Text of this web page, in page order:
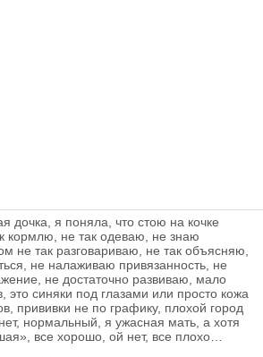
дочка, я поняла, что стою на кочке
кормлю, не так одеваю, не знаю
не так разговариваю, не так объясняю,
не налаживаю привязанность, не
не достаточно развиваю, мало
это синяки под глазами или просто кожа
прививки не по графику, плохой город
нормальный, я ужасная мать, а хотя
все хорошо, ой нет, все плохо…